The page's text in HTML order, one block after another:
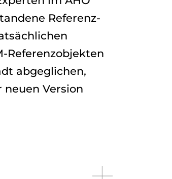
Referenz-
Referenzobjekten
abgeglichen,
Version